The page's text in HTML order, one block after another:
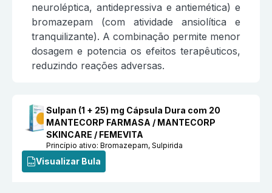
neuroléptica, antidepressiva e antiemética) e
bromazepam (com atividade ansiolítica e
tranquilizante). A combinação permite menor
dosagem e potencia os efeitos terapêuticos,
reduzindo reações adversas.
Sulpan (1 + 25) mg Cápsula Dura com 20
MANTECORP FARMASA / MANTECORP
SKINCARE / FEMEVITA
Princípio ativo:Bromazepam, Sulpirida
Visualizar Bula